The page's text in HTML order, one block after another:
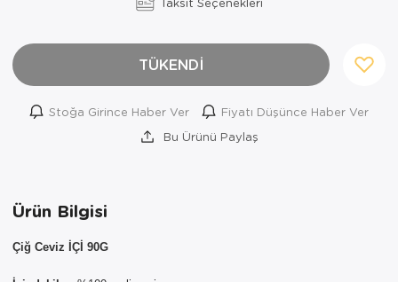
TÜKENDİ
Stoğa Girince Haber Ver
Fiyatı Düşünce Haber Ver
Bu Ürünü Paylaş
Ürün Bilgisi
Çiğ Ceviz İÇİ 90G